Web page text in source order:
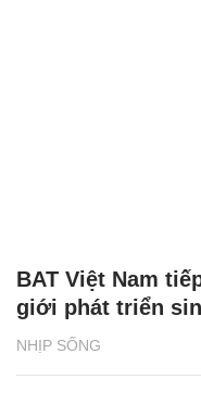
NHỊP SỐNG
BAT Việt Nam
giới phát triển